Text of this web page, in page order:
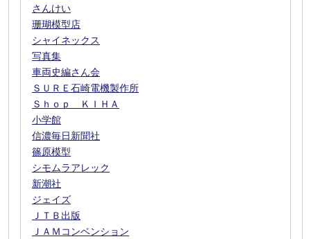
さんけい
珊瑚模型店
シャイネックス
写真集
車両史編さん会
ＳＵＲＥ石崎電機製作所
Ｓｈｏｐ ＫＩＨＡ
小学館
信濃毎日新聞社
篠原模型
シモムラアレック
新潮社
ジェイズ
ＪＴＢ出版
ＪＡＭコンベンション